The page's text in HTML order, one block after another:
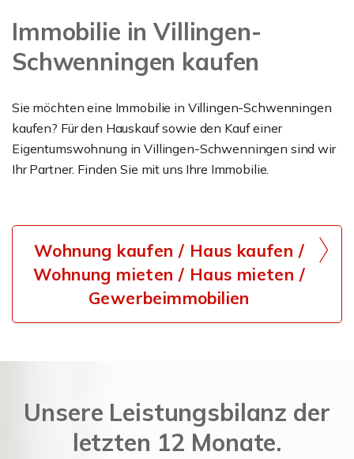
Immobilie in Villingen-
Schwenningen kaufen
Sie möchten eine Immobilie in Villingen-Schwenningen
kaufen? Für den Hauskauf sowie den Kauf einer
Eigentumswohnung in Villingen-Schwenningen sind wir
Ihr Partner. Finden Sie mit uns Ihre Immobilie.
Wohnung kaufen / Haus kaufen /
Wohnung mieten / Haus mieten /
Gewerbeimmobilien
Unsere Leistungsbilanz der
letzten 12 Monate.